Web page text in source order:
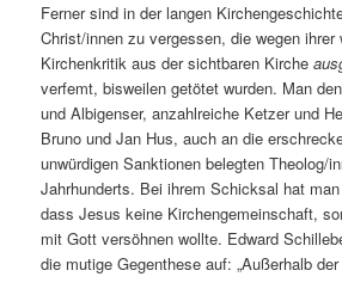
Ferner sind in der langen
Christ/innen zu vergessen, die wegen ihrer
Kirchenkritik aus der sichtbaren Kirche
verfemt, bisweilen getötet wurden. Man
und Albigenser, anzahlreiche Ketzer und
Bruno und Jan Hus, auch an die
unwürdigen Sanktionen belegten Theolog/
Jahrhunderts. Bei ihrem Schicksal hat
dass Jesus keine Kirchengemeinschaft,
mit Gott versöhnen wollte. Edward
die mutige Gegenthese auf: „Außerhalb